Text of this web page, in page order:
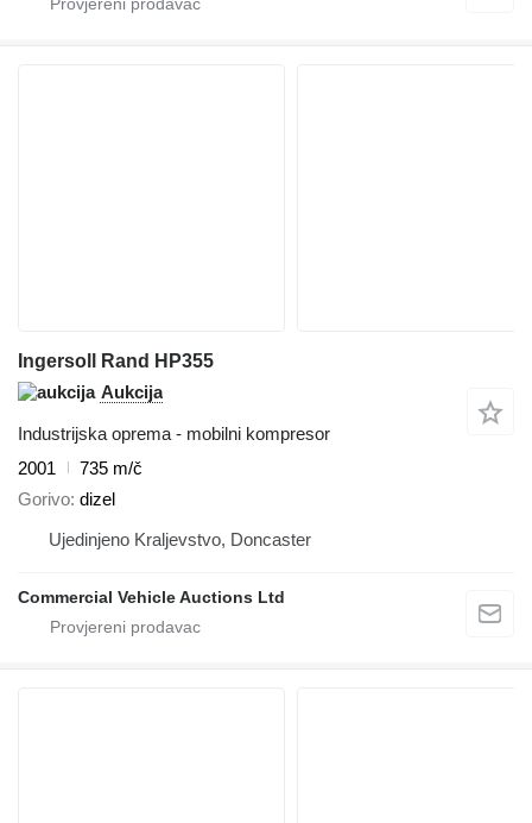
Ingersoll Rand HP355
Aukcija
Industrijska oprema - mobilni kompresor
2001
735 m/č
Gorivo dizel
Ujedinjeno Kraljevstvo, Doncaster
Commercial Vehicle Auctions Ltd